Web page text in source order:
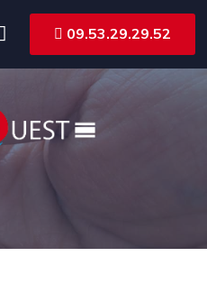
09.53.29.29.52